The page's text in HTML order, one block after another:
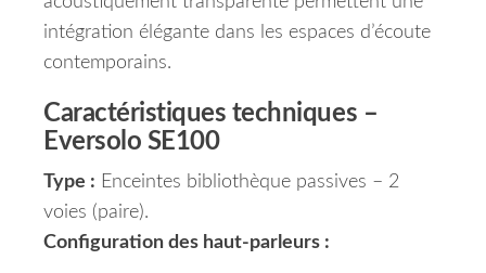
intégration élégante dans les espaces d’écoute
contemporains.
Caractéristiques techniques –
Eversolo SE100
Type : Enceintes bibliothèque passives – 2
voies (paire).
Configuration des haut-parleurs :